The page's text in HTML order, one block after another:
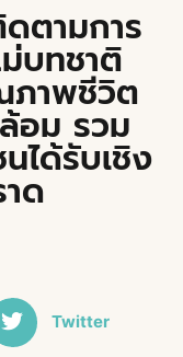
ตามการ
บทชาติ
ภาพชีวิต
อม รวม
ได้รับเชิง
ด
Twitter